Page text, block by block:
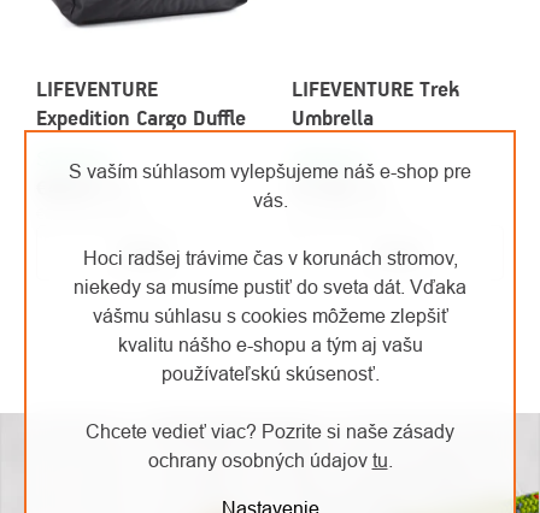
S vaším súhlasom vylepšujeme náš e-shop pre
vás.
Hoci radšej trávime čas v korunách stromov,
niekedy sa musíme pustiť do sveta dát. Vďaka
vášmu súhlasu s cookies môžeme zlepšiť
kvalitu nášho e-shopu a tým aj vašu
používateľskú skúsenosť.
Chcete vedieť viac? Pozrite si naše zásady
ochrany osobných údajov tu
LIFEVENTURE
Expedition Cargo Duffle
Detail
LIFEVENTURE Trek
Umbrella
€17,64
Detail
OVLÁDACIE
VÝPISU